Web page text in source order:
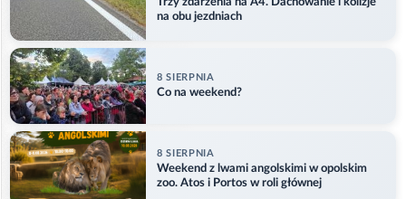
na obu jezdniach
8 SIERPNIA
Co na weekend?
8 SIERPNIA
Weekend z lwami angolskimi w opolskim
zoo. Atos i Portos w roli głównej